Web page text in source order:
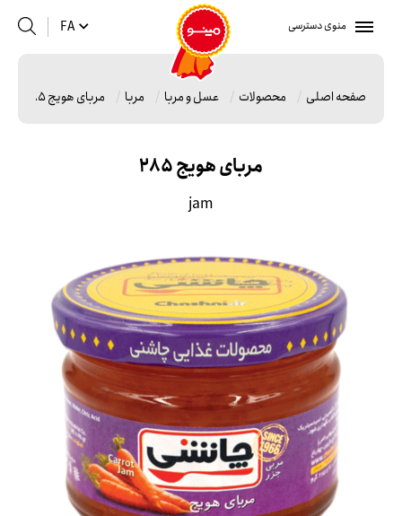
منوی دسترسی FA
صفحه اصلی محصولات عسل و مربا مربا مربای هویج 285
مربای هویج 285
jam